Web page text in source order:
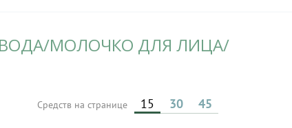
МОЛОЧКО ДЛЯ ЛИЦА/
Средств на странице 15 30 45